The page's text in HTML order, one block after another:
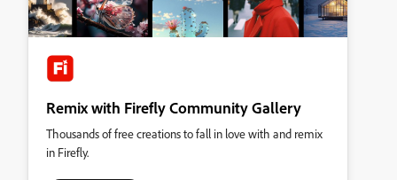
Remix with Firefly Community Gallery
Thousands of free creations to fall in love with and remix
in Firefly.